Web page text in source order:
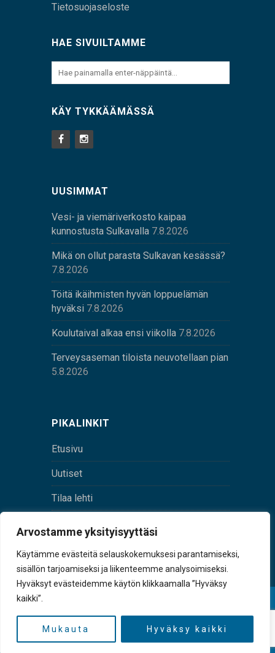
Arvostamme yksityisyyttäsi
Käytämme evästeitä selauskokemuksesi parantamiseksi,
sisällön tarjoamiseksi ja liikenteemme analysoimiseksi.
Hyväksyt evästeidemme käytön klikkaamalla ”Hyväksy
kaikki”.
Mukauta Hyväksy kaikki
Tietosuojaseloste
HAE SIVUILTAMME
KÄY TYKKÄÄMÄSSÄ
UUSIMMAT
Vesi- ja viemäriverkosto kaipaa
kunnostusta Sulkavalla 7.8.2026
Mikä on ollut parasta Sulkavan kesässä?
7.8.2026
Töitä ikäihmisten hyvän loppuelämän
hyväksi 7.8.2026
Koulutaival alkaa ensi viikolla 7.8.2026
Terveysaseman tiloista neuvotellaan pian
5.8.2026
PIKALINKIT
Etusivu
Uutiset
Tilaa lehti
tunnus 0167229-8
TAKAISIN YLÖS